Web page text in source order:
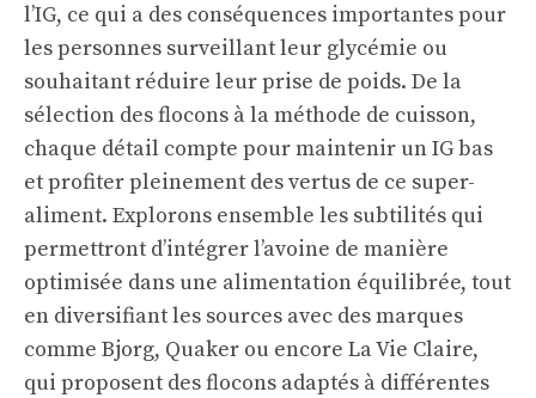
l’IG, ce qui a des conséquences importantes pour
les personnes surveillant leur glycémie ou
souhaitant réduire leur prise de poids. De la
sélection des flocons à la méthode de cuisson,
chaque détail compte pour maintenir un IG bas
et profiter pleinement des vertus de ce super-
aliment. Explorons ensemble les subtilités qui
permettront d’intégrer l’avoine de manière
optimisée dans une alimentation équilibrée, tout
en diversifiant les sources avec des marques
comme Bjorg, Quaker ou encore La Vie Claire,
qui proposent des flocons adaptés à différentes